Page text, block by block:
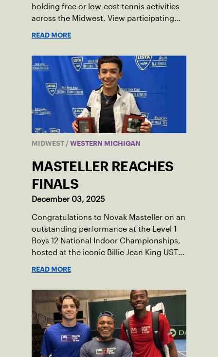
holding free or low-cost tennis activities
across the Midwest. View participating
READ MORE
MIDWEST / WESTERN MICHIGAN
MASTELLER REACHES
FINALS
December 03, 2025
Congratulations to Novak Masteller on an
outstanding performance at the Level 1
Boys 12 National Indoor Championships,
hosted at the iconic Billie Jean King USTA
READ MORE